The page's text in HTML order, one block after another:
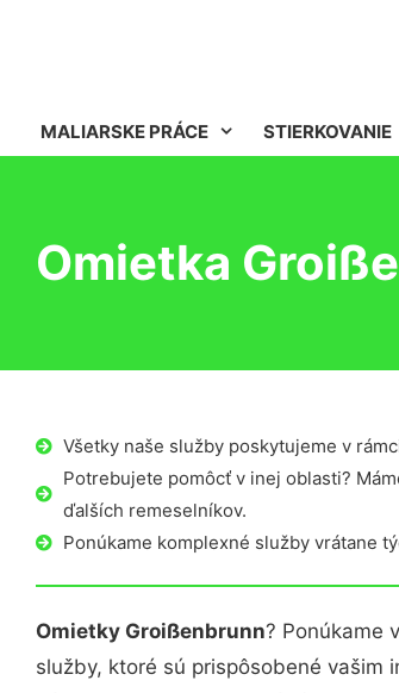
MALIARSKE PRÁCE STIERKOVANIE
Omietka
Všetky naše služby poskytujeme v
Potrebujete pomôcť v inej oblasti?
ďalších remeselníkov.
Ponúkame komplexné služby vrátane
Omietky Groißenbrunn? Ponúkame
služby, ktoré sú prispôsobené vašim